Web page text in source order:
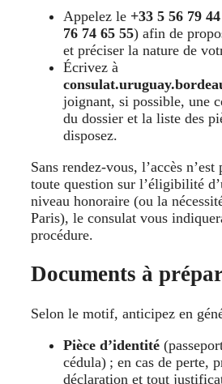
Appelez le +33 5 56 79
76 74 65 55) afin de
et préciser la nature de
Écrivez à
joignant, si possible, une
du dossier et la liste des
disposez.
Sans rendez-vous, l’accès
toute question sur l’éligibilité
niveau honoraire (ou la
Paris), le consulat vous
procédure.
Documents à
Selon le motif, anticipez en
Pièce d’identité
cédula) ; en cas de perte,
déclaration et tout